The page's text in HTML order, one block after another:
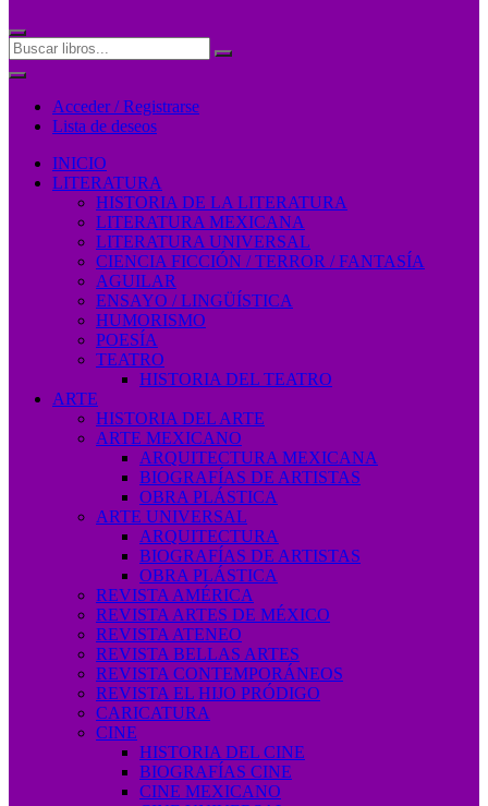
Acceder / Registrarse
Lista de deseos
INICIO
LITERATURA
HISTORIA DE LA LITERATURA
LITERATURA MEXICANA
LITERATURA UNIVERSAL
CIENCIA FICCIÓN / TERROR / FANTASÍA
AGUILAR
ENSAYO / LINGÜÍSTICA
HUMORISMO
POESÍA
TEATRO
HISTORIA DEL TEATRO
ARTE
HISTORIA DEL ARTE
ARTE MEXICANO
ARQUITECTURA MEXICANA
BIOGRAFÍAS DE ARTISTAS
OBRA PLÁSTICA
ARTE UNIVERSAL
ARQUITECTURA
BIOGRAFÍAS DE ARTISTAS
OBRA PLÁSTICA
REVISTA AMÉRICA
REVISTA ARTES DE MÉXICO
REVISTA ATENEO
REVISTA BELLAS ARTES
REVISTA CONTEMPORÁNEOS
REVISTA EL HIJO PRÓDIGO
CARICATURA
CINE
HISTORIA DEL CINE
BIOGRAFÍAS CINE
CINE MEXICANO